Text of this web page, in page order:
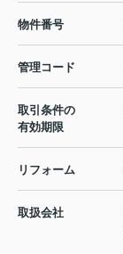
物件番号
管理コード
取引条件の
有効期限
リフォーム
取扱会社